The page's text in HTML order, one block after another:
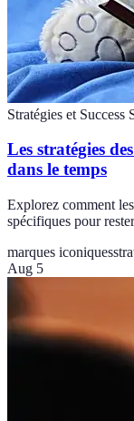
Stratégies et Success
Les stratégies
dans le temps
Explorez comment
spécifiques pour
marques iconiques
Aug 5